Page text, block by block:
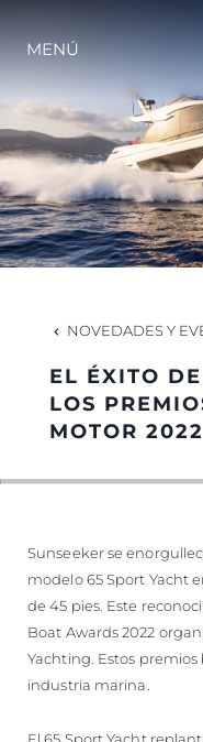
VALORE
MENÚ
NOVEDADES Y
EL ÉXITO
LOS
MOTOR 2022
Sunseeker se
modelo 65 Sport Yacht
de 45 pies. Este
Boat Awards 2022
Yachting. Estos
industria marina.